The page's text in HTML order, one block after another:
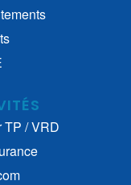
TP / VRD